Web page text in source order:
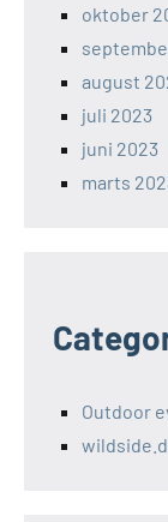
oktober
august
juli 2023
juni 2023
marts
Outdoor